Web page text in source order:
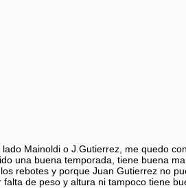
Mainoldi o J.Gutierrez, me quedo
una buena temporada, tiene buena
rebotes y porque Juan Gutierrez no
falta de peso y altura ni tampoco tiene